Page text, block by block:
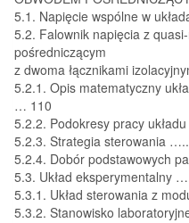
5.1. Napięcie wspólne w
5.2. Falownik napięcia z
pośredniczącym
z dwoma łącznikami
5.2.1. Opis matematyczny
… 110
5.2.2. Podokresy pracy
5.2.3. Strategia sterowania
5.2.4. Dobór podstawowych
5.3. Układ eksperymentalny
5.3.1. Układ sterowania z
5.3.2. Stanowisko